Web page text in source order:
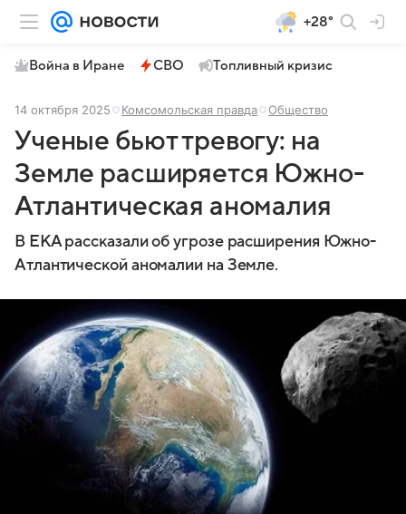
+28°
Война в Иране СВО Топливный кризис
14 октября 2025 Комсомольская правда Общество
Ученые бьют тревогу: на
Земле расширяется Южно-
Атлантическая аномалия
В ЕКА рассказали об угрозе расширения Южно-
Атлантической аномалии на Земле.